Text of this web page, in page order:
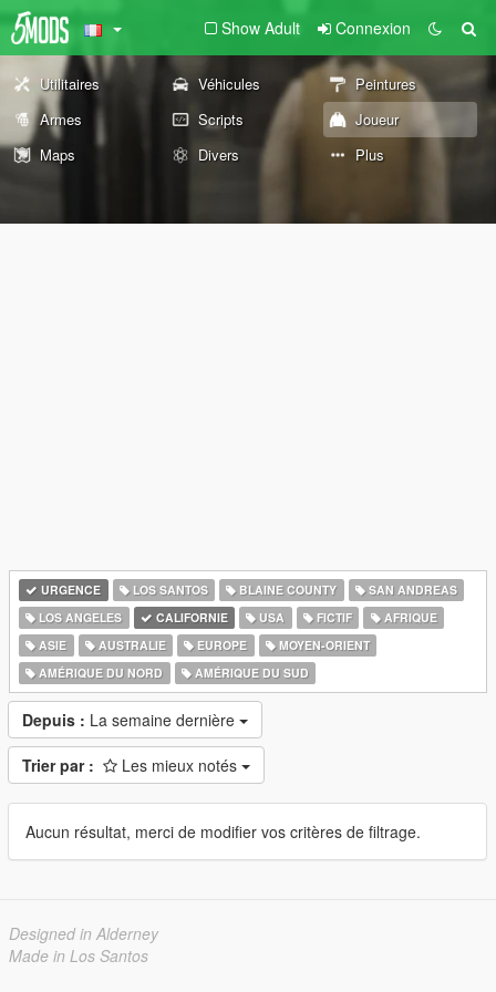
Show Adult Connexion
Utilitaires Véhicules
Peintures
Armes
Scripts
Joueur
Maps
Divers Plus
URGENCE LOS SANTOS BLAINE COUNTY
SAN ANDREAS
LOS ANGELES
CALIFORNIE USA FICTIF
AFRIQUE
ASIE
AUSTRALIE EUROPE
MOYEN-ORIENT
AMÉRIQUE DU NORD
AMÉRIQUE DU SUD
Depuis : La semaine dernière
Trier par : Les mieux notés
Aucun résultat, merci de modifier vos critères de filtrage.
Designed in Alderney
Made in Los Santos